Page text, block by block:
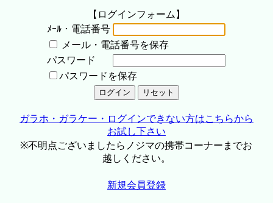
【ログインフォーム】
ﾒｰﾙ・電話番号
メール・電話番号を保存
パスワード
パスワードを保存
ガラホ・ガラケー・ログインできない方はこちらから
お試し下さい
※不明点ございましたらノジマの携帯コーナーまでお
越しください。
新規会員登録